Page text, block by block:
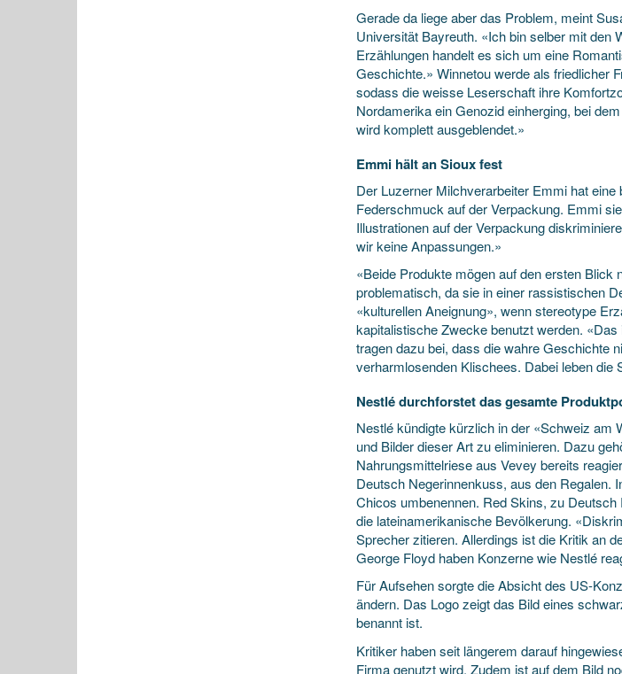
Gerade da liege aber das Problem, meint
Universität Bayreuth. «Ich bin selber mit den
Erzählungen handelt es sich um eine
Geschichte.» Winnetou werde als friedlicher
sodass die weisse Leserschaft ihre
Nordamerika ein Genozid einherging, bei
wird komplett ausgeblendet.»
Emmi hält an Sioux fest
Der Luzerner Milchverarbeiter Emmi hat
Federschmuck auf der Verpackung. Emmi
Illustrationen auf der Verpackung
wir keine Anpassungen.»
«Beide Produkte mögen auf den ersten
problematisch, da sie in einer rassistischen
«kulturellen Aneignung», wenn stereotype
kapitalistische Zwecke benutzt werden.
tragen dazu bei, dass die wahre Geschichte
verharmlosenden Klischees. Dabei leben die
Nestlé durchforstet das gesamte
Nestlé kündigte kürzlich in der «Schweiz am
und Bilder dieser Art zu eliminieren. Dazu
Nahrungsmittelriese aus Vevey bereits
Deutsch Negerinnenkuss, aus den Regalen.
Chicos umbenennen. Red Skins, zu
die lateinamerikanische Bevölkerung.
Sprecher zitieren. Allerdings ist die Kritik an
George ­Floyd haben Konzerne wie Nestlé
Für Aufsehen sorgte die Absicht des US-
ändern. Das Logo zeigt das Bild eines
benannt ist.
Kritiker haben seit längerem darauf
Firma genutzt wird. Zudem ist auf dem Bild